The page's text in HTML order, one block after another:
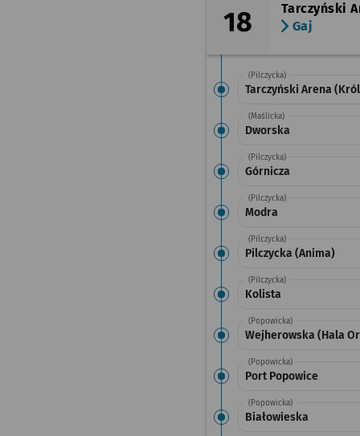
18
Tarczyński
Gaj
(Pilczycka)
Tarczyński Arena
(Maślicka)
Dworska
(Pilczycka)
Górnicza
(Pilczycka)
Modra
(Pilczycka)
Pilczycka (Anima)
(Pilczycka)
Kolista
(Popowicka)
Wejherowska (Hala
(Popowicka)
Port Popowice
(Popowicka)
Białowieska